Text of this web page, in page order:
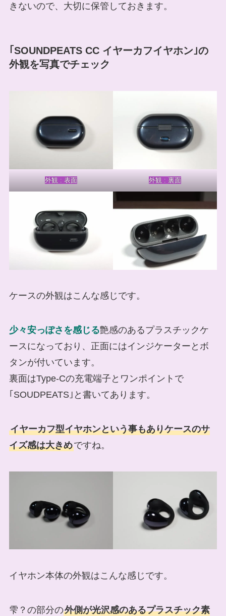
きないので、大切に保管しておきます。
｢SOUNDPEATS CC イヤーカフイヤホン｣の
外観を写真でチェック
外観 : 表面 外観 : 裏面
ケースの外観はこんな感じです。
少々安っぽさを感じる艶感のあるプラスチックケ
ースになっており、正面にはインジケーターとボ
タンが付いています。
裏面はType-Cの充電端子とワンポイントで
｢SOUDPEATS｣と書いてあります。
イヤーカフ型イヤホンという事もありケースのサ
イズ感は大きめですね。
イヤホン本体の外観はこんな感じです。
雫？の部分の外側が光沢感のあるプラスチック素